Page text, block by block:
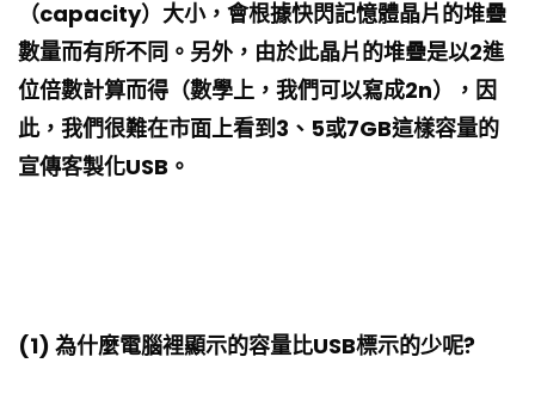
（capacity）大小，會根據快閃記憶體晶片的堆疊
數量而有所不同。另外，由於此晶片的堆疊是以2進
位倍數計算而得（數學上，我們可以寫成2n），因
此，我們很難在市面上看到3、5或7GB這樣容量的
宣傳客製化USB。
(1) 為什麼電腦裡顯示的容量比USB標示的少呢?